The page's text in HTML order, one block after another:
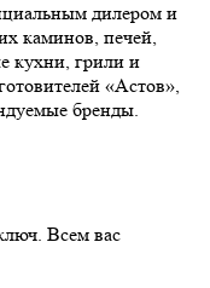
дилером и
каминов, печей,
кухни, грили и
«Астов»,
бренды.
Всем вас